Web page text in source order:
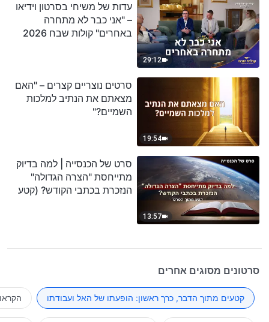
29:12
עדות של משיחי בסרטון וידיאו
– "אני כבר לא מתחרה
באחרים" קולות שבח 2026
19:54
סרטים נוצריים קצרים – "האם
מצאתם את הנתיב למלכות
השמיים?"
13:57
סרט של הכנסייה | למה בדיוק
מתייחסת "הצרה הגדולה"
הנזכרת בכתבי הקודש? (קטע
סרטונים מסוגים אחרים
קטעים מתוך הדבר, כרך ראשון: הופעתו של האל ועבודתו